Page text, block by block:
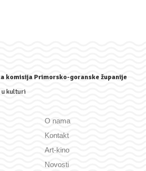
komisija Primorsko-goranske županije
u kulturi
O nama
Kontakt
Art-kino
Novosti